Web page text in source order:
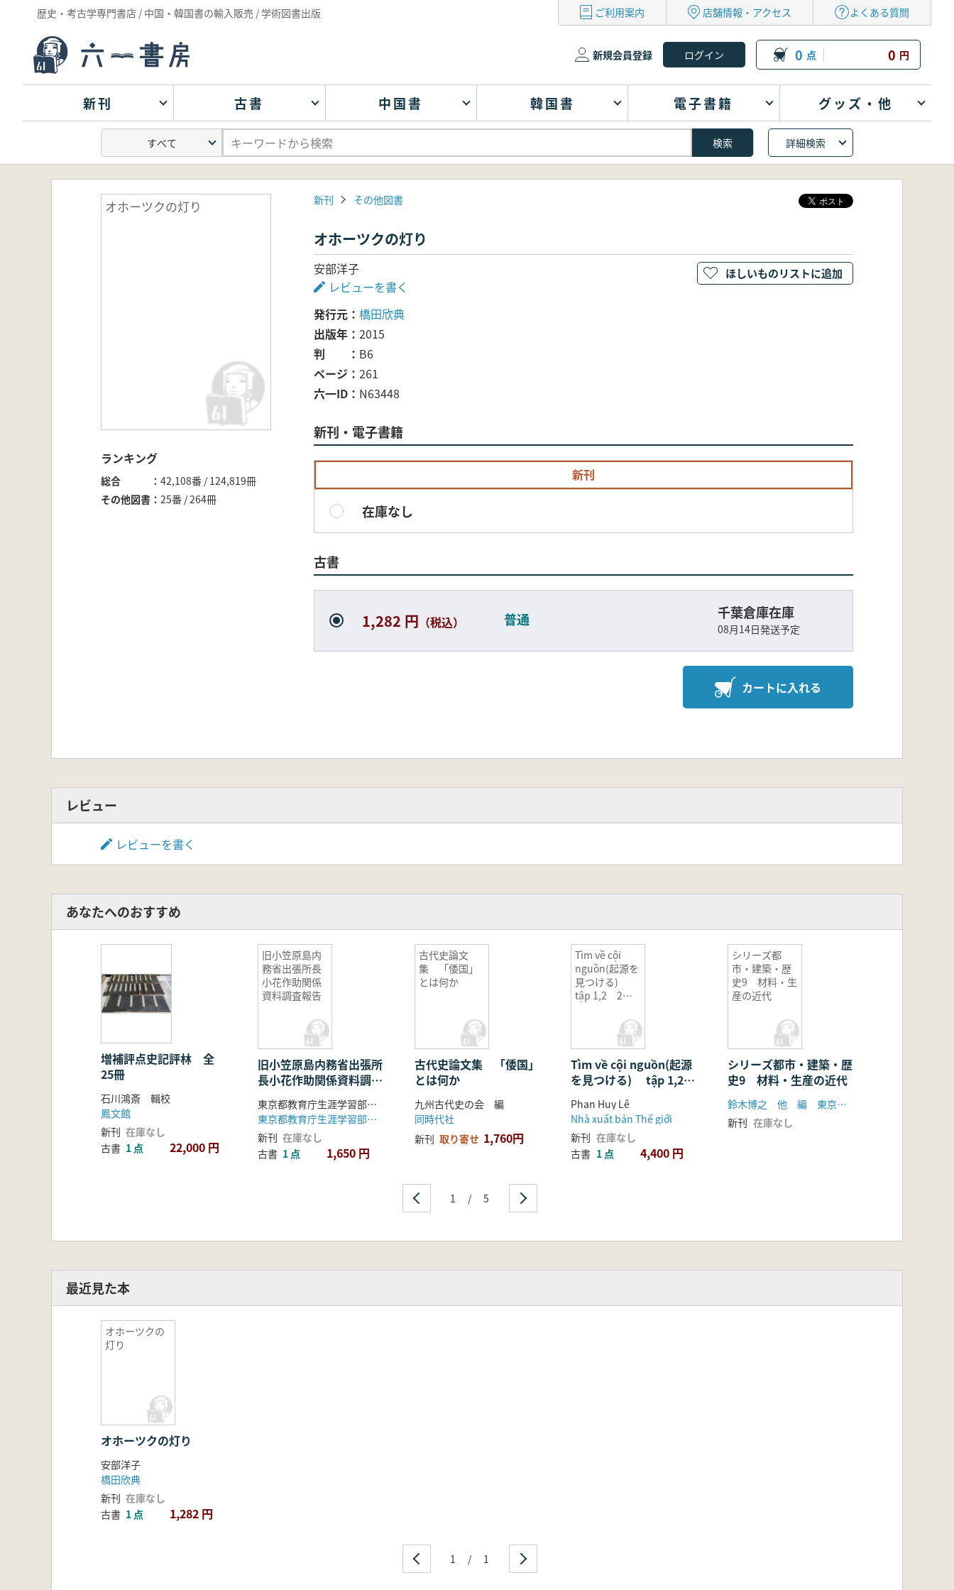
歴史・考古学専門書店 / 中国・韓国書の輸入販売 / 学術図書出版 ご利用案内 店舗情報・アクセス よくある質問
新規会員登録 0 点 0 円
新刊 古書 中国書 韓国書 電子書籍 グッズ・他
詳細検索
オホーツクの灯り
ランキング
総合
42,108番 / 124,819冊
その他図書
25番 / 264冊
新刊 その他図書
オホーツクの灯り
安部洋子
レビューを書く
発行元
橋田欣典
出版年
2015
判
B6
ページ
261
六一ID
N63448
新刊・電子書籍
新刊
在庫なし
古書
1,282 円 （税込） 普通 千葉倉庫在庫
08月14日発送予定
カートに入れる
ほしいものリストに追加
レビュー
レビューを書く
あなたへのおすすめ
増補評点史記評林 全
25冊
石川鴻斎 輯校
鳳文館
新刊 在庫なし
古書 1 点 22,000 円
旧小笠原島内
務省出張所長
小花作助関係
資料調査報告
旧小笠原島内務省出張所
長小花作助関係資料調査
報告
東京都教育庁生涯学習部文化課 編
東京都教育庁生涯学習部文化課
新刊 在庫なし
古書 1 点 1,650 円
古代史論文
集 「倭国」
とは何か
古代史論文集 「倭国」
とは何か
九州古代史の会 編
同時代社
新刊 取り寄せ 1,760円
Tìm về cội
nguồn(起源を
見つける)
tập 1,2 2冊
Tìm về cội nguồn(起源
を見つける) tập 1,2
2冊セット
Phan Huy Lê
Nhà xuất bản Thế giới
新刊 在庫なし
古書 1 点 4,400 円
シリーズ都
市・建築・歴
史9 材料・生
産の近代
シリーズ都市・建築・歴
史9 材料・生産の近代
鈴木博之 他 編 東京大学出版会
新刊 在庫なし
1 / 5
最近見た本
オホーツクの
灯り
オホーツクの灯り
安部洋子
橋田欣典
新刊 在庫なし
古書 1 点 1,282 円
1 / 1